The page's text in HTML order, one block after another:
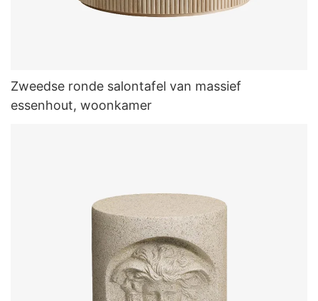
Zweedse ronde salontafel van massief
essenhout, woonkamer